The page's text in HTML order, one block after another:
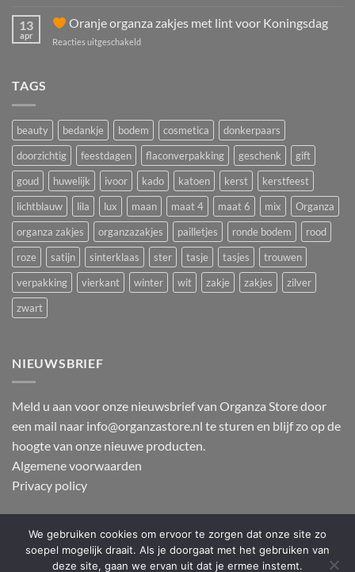
zakjes
feest,
Moederdag?
13
apr
Oranje organza zakjes met lint voor Koningsdag
Reacties uitgeschakeldvoor
lint
voor
Koningsdag
TAGS
beauty bedankje bodem cosmetica
donkerpaars
doorzichtig
feestdagen flaconverpakking geschenk
gift
goud
huwelijk ivoor kado katoen kerst
kerstfeest
lichtblauw
lila lux maan maat 4 maat 6 mix
Organza
organza zakjes
organzazakjes pailletjes ronde bodem
rood
roze
satijn sinterklaas ster tasje tasjes
trouwen
verpakking
vierkant winter wit zakje zakjes
zilver
zwart
NIEUWSBRIEF
Meld u aan voor onze nieuwsbrief van Organza Store door
een mail naar info@organzastore.nl te sturen en blijf zo op de
hoogte van onze nieuwe producten.
Algemene voorwaarden
Privacy policy
IDeal PayPal KBC Bancontact
We gebruiken cookies om ervoor te zorgen dat onze site zo
soepel mogelijk draait. Als je doorgaat met het gebruiken van
deze site, gaan we ervan uit dat je ermee instemt.